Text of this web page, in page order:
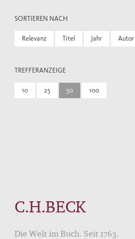
SORTIEREN NACH
Relevanz Titel Jahr Autor
TREFFERANZEIGE
10 25 50 100
C.H.BECK
Die Welt im Buch. Seit 1763.